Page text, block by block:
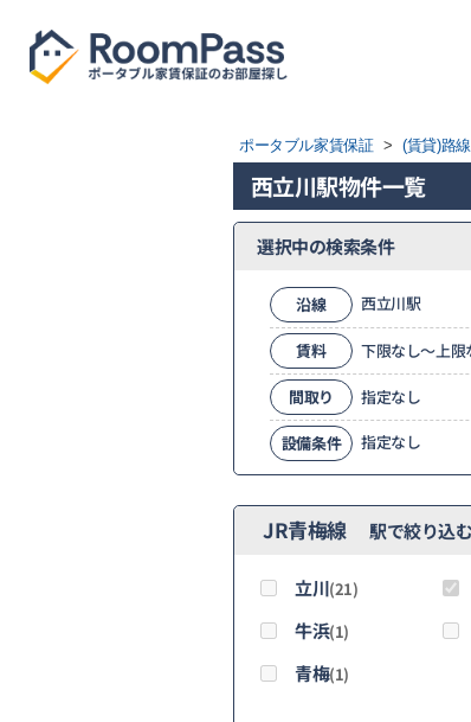
ポータブル家賃保証 > (賃貸)路
西立川駅物件一覧
選択中の検索条件
沿線 西立川駅
賃料 下限なし～上限
間取り 指定なし
設備条件 指定なし
JR青梅線 駅で絞り込む
立川(21)
牛浜(1)
青梅(1)